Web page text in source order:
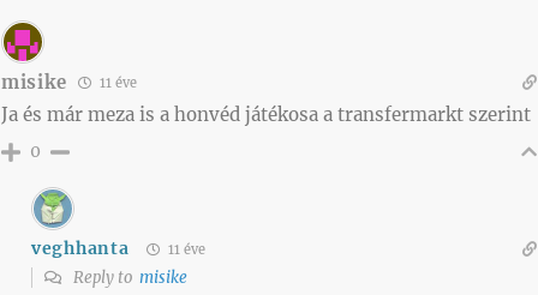
misike 11 éve
Ja és már meza is a honvéd játékosa a transfermarkt szerint
0
veghhanta 11 éve
Reply to misike